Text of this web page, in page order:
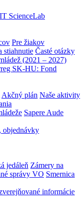
IT ScienceLab
Pre žiakov
stiahnutie Časté otázky
(2021 – 2027)
SK-HU: Fond
Akčný plán Naše aktivity
Sapere Aude
objednávky
jedáleň Zámery na
správy VO Smernica
informácie